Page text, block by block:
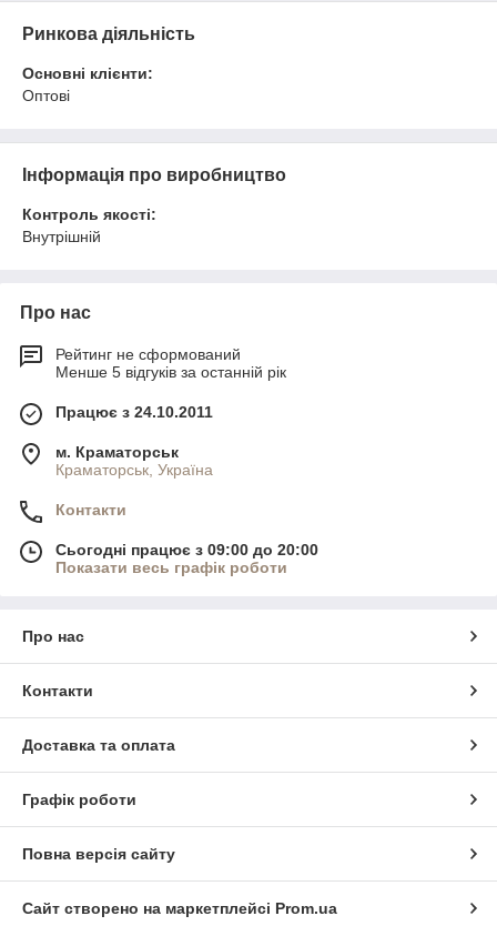
Ринкова діяльність
Основні клієнти:
Оптові
Інформація про виробництво
Контроль якості:
Внутрішній
Про нас
Рейтинг не сформований
Менше 5 відгуків за останній рік
Працює з 24.10.2011
м. Краматорськ
Краматорськ, Україна
Контакти
Сьогодні працює з 09:00 до 20:00
Показати весь графік роботи
Про нас
Контакти
Доставка та оплата
Графік роботи
Повна версія сайту
Сайт створено на маркетплейсі Prom.ua